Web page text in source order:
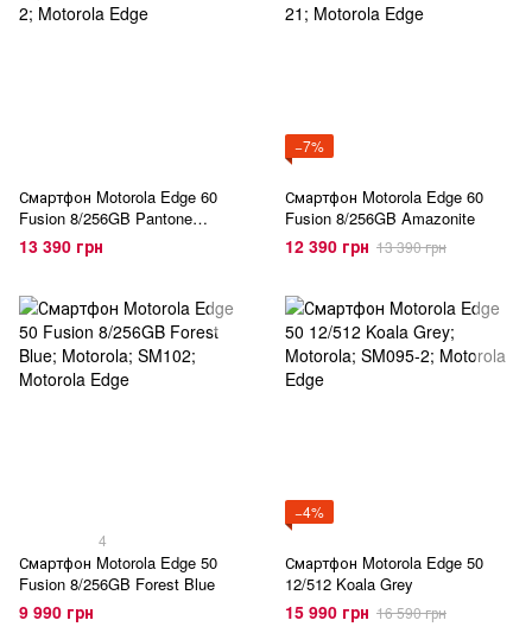
Смартфон Motorola Edge 60
Fusion 8/256GB Pantone
Slipstream
13 390 грн
−7%
Смартфон Motorola Edge 60
Fusion 8/256GB Amazonite
12 390 грн 13 390 грн
4
Смартфон Motorola Edge 50
Fusion 8/256GB Forest Blue
9 990 грн
−4%
Смартфон Motorola Edge 50
12/512 Koala Grey
15 990 грн 16 590 грн